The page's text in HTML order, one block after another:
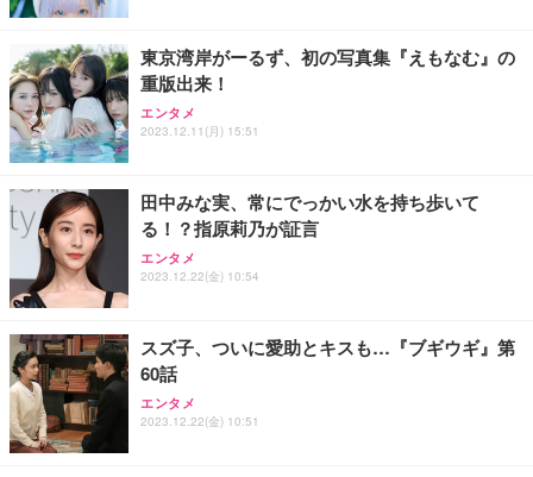
東京湾岸がーるず、初の写真集『えもなむ』の
重版出来！
エンタメ
2023.12.11(月) 15:51
田中みな実、常にでっかい水を持ち歩いて
る！？指原莉乃が証言
エンタメ
2023.12.22(金) 10:54
スズ子、ついに愛助とキスも…『ブギウギ』第
60話
エンタメ
2023.12.22(金) 10:51